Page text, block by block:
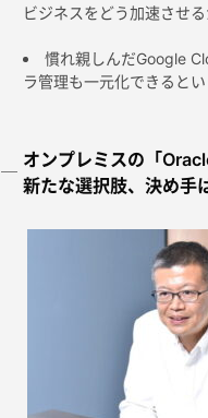
ビジネスをどう加速させ
慣れ親しんだGoogle
ラ管理も一元化できると
オンプレミスの「
新たな選択肢、決め手